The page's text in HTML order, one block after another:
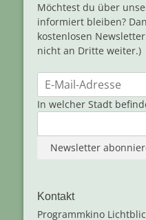
Möchtest du über
informiert bleiben?
kostenlosen
nicht an Dritte weiter.)
In welcher Stadt
Kontakt
Programmkino